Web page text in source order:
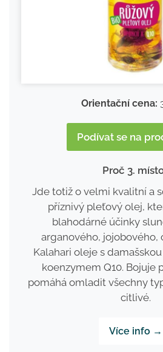
Orientační cena:
Podívat se na
Proč 3.
Jde totiž o velmi kvalitní a
příznivý pleťový olej,
blahodárné účinky
arganového, jojobového,
Kalahari oleje s
koenzymem Q10. Bojuje
pomáhá omladit všechny
citlivé.
Více info →